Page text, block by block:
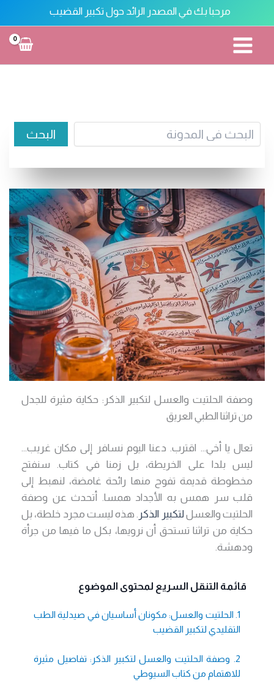
إلى
المحتوى
مرحبا بك في المصدر الرائد حول تكبير القضيب
البحث
وصفة الحلتيت والعسل لتكبير الذكر: حكاية مثيرة للجدل
من تراثنا الطبي العريق
تعال يا أخي… اقترب. دعنا اليوم نسافر إلى مكان غريب…
ليس بلدا على الخريطة، بل زمنا في كتاب. سنفتح
مخطوطة قديمة تفوح منها رائحة غامضة، لنهبط إلى
قلب سر همس به الأجداد همسا. أتحدث عن وصفة
الحلتيت والعسللتكبير الذكر . هذه ليست مجرد خلطة، بل
حكاية من تراثنا تستحق أن نرويها، بكل ما فيها من جرأة
ودهشة.
قائمة التنقل السريع لمحتوى الموضوع
1. الحلتيت والعسل: مكونان أساسيان في صيدلية الطب
التقليدي لتكبير القضيب
2. وصفة الحلتيت والعسل لتكبير الذكر: تفاصيل مثيرة
للاهتمام من كتاب السيوطي